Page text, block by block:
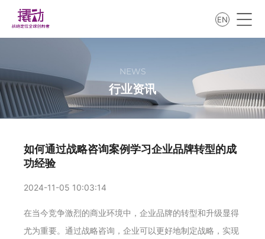
EN
NEWS
行业资讯
如何通过战略咨询案例学习企业品牌转型的成
功经验
2024-11-05 10:03:14
在当今竞争激烈的商业环境中，企业品牌的转型和升级显得
尤为重要。通过战略咨询，企业可以更好地制定战略，实现